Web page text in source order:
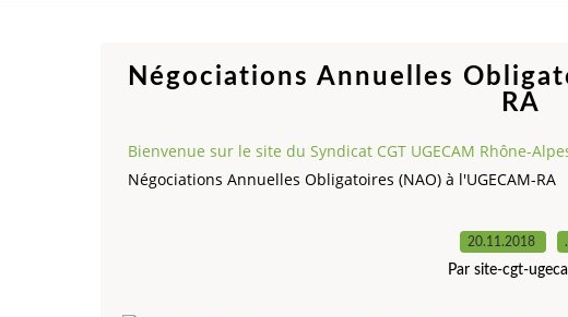
Négociations Annuelles
RA
Bienvenue sur le site du Syndicat CGT UGECAM Rhône-
Négociations Annuelles Obligatoires (NAO) à l'UGECAM-RA
20.11.2018
Par site-cgt-